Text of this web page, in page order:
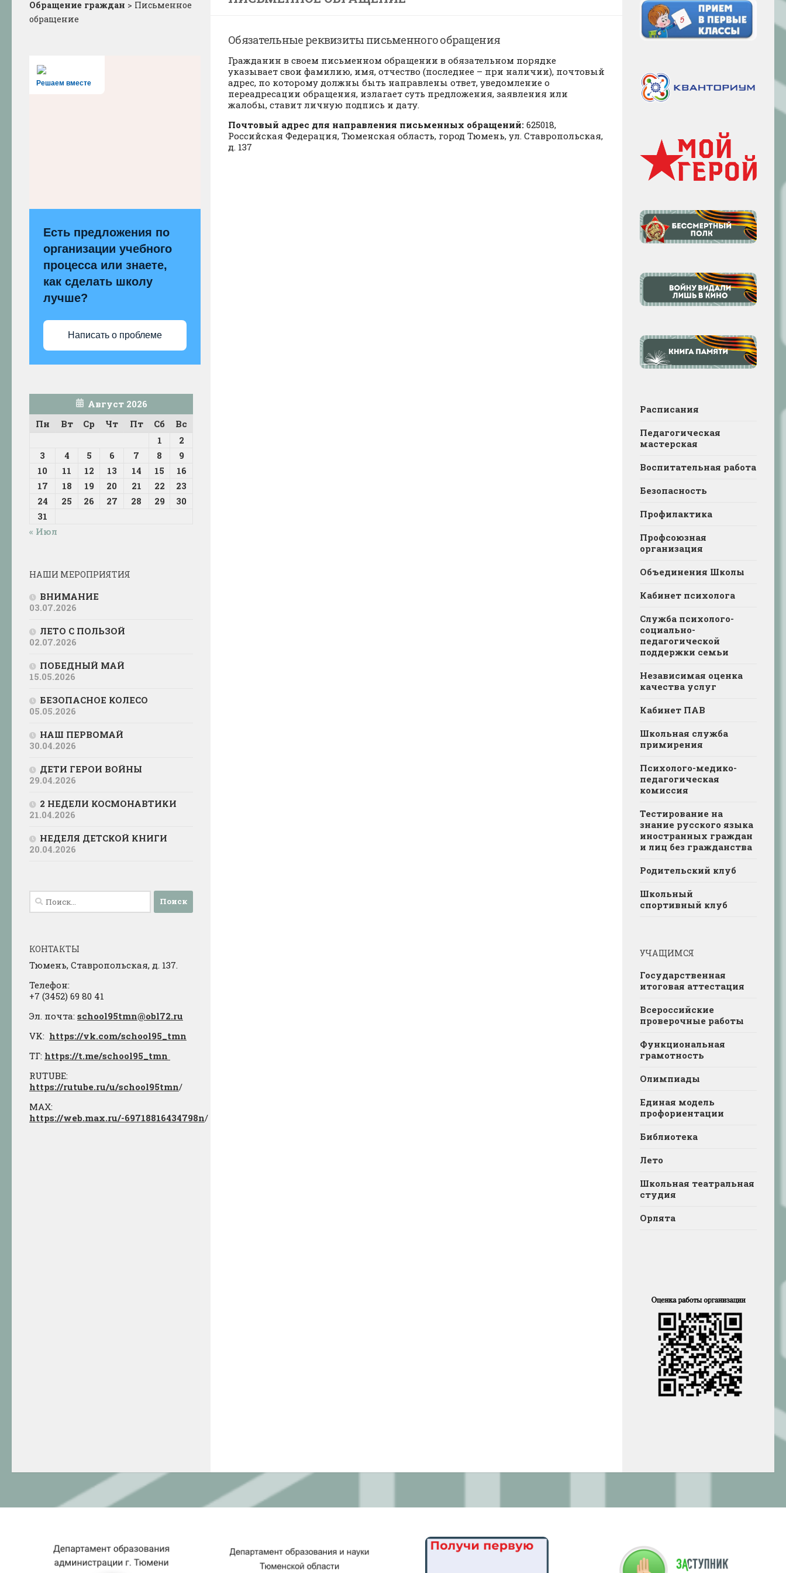
Обязательные реквизиты письменного обращения
Гражданин в своем письменном обращении в обязательном порядке
указывает свои фамилию, имя, отчество (последнее – при наличии), почтовый
адрес, по которому должны быть направлены ответ, уведомление о
переадресации обращения, излагает суть предложения, заявления или
жалобы, ставит личную подпись и дату.
Почтовый адрес для направления письменных обращений: 625018,
Российская Федерация, Тюменская область, город Тюмень, ул. Ставропольская,
д. 137
Обращение граждан > Письменное
обращение
Решаем вместе
Есть предложения по
организации учебного
процесса или знаете,
как сделать школу
лучше?
Написать о проблеме
Август 2026
Пн
Вт Ср Чт Пт Сб
Вс
1
2
3
4 5 6 7 8
9
10
11 12 13 14 15
16
17
18 19 20 21 22
23
24
25 26 27 28 29
30
31
« Июл
НАШИ МЕРОПРИЯТИЯ
ВНИМАНИЕ
03.07.2026
ЛЕТО С ПОЛЬЗОЙ
02.07.2026
ПОБЕДНЫЙ МАЙ
15.05.2026
БЕЗОПАСНОЕ КОЛЕСО
05.05.2026
НАШ ПЕРВОМАЙ
30.04.2026
ДЕТИ ГЕРОИ ВОЙНЫ
29.04.2026
2 НЕДЕЛИ КОСМОНАВТИКИ
21.04.2026
НЕДЕЛЯ ДЕТСКОЙ КНИГИ
20.04.2026
Найти:
КОНТАКТЫ
Тюмень, Ставропольская, д. 137.
Телефон:
+7 (3452) 69 80 41
Эл. почта: school95tmn@obl72.ru
VK: https://vk.com/school95_tmn
ТГ: https://t.me/school95_tmn
RUTUBE:
https://rutube.ru/u/school95tmn/
МАХ:
https://web.max.ru/-69718816434798n/
Расписания
Педагогическая
мастерская
Воспитательная работа
Безопасность
Профилактика
Профсоюзная
организация
Объединения Школы
Кабинет психолога
Служба психолого-
социально-
педагогической
поддержки семьи
Независимая оценка
качества услуг
Кабинет ПАВ
Школьная служба
примирения
Психолого-медико-
педагогическая
комиссия
Тестирование на
знание русского языка
иностранных граждан
и лиц без гражданства
Родительский клуб
Школьный
спортивный клуб
УЧАЩИМСЯ
Государственная
итоговая аттестация
Всероссийские
проверочные работы
Функциональная
грамотность
Олимпиады
Единая модель
профориентации
Библиотека
Лето
Школьная театральная
студия
Орлята